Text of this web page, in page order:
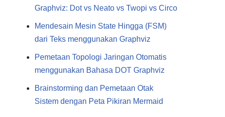
Graphviz: Dot vs Neato vs Twopi vs Circo
Mendesain Mesin State Hingga (FSM)
dari Teks menggunakan Graphviz
Pemetaan Topologi Jaringan Otomatis
menggunakan Bahasa DOT Graphviz
Brainstorming dan Pemetaan Otak
Sistem dengan Peta Pikiran Mermaid